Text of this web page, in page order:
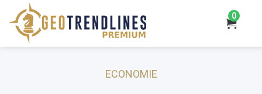
0
ECONOMIE